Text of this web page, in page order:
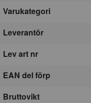
Varukategori
Leverantör
Lev art nr
EAN del förp
Bruttovikt